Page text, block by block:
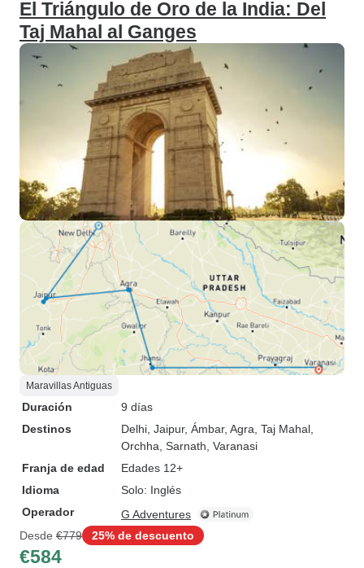
El Triángulo de Oro de la India: Del
Taj Mahal al Ganges
Maravillas Antiguas
Duración
9 días
Destinos
Delhi , Jaipur, Ámbar, Agra , Taj Mahal
Orchha , Sarnath , Varanasi
Franja de edad
Edades 12+
Idioma
Solo: Inglés
Operador
G Adventures
Desde €779 25% de descuento
€584